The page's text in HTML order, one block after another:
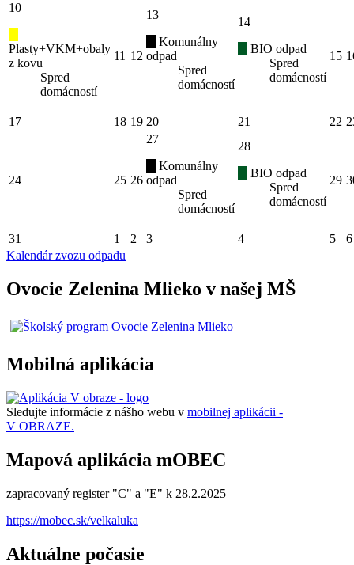
10
Plasty+VKM+obaly
z kovu
Spred
domácností
11 12
13
Komunálny
odpad
Spred
domácností
14
BIO odpad
Spred
domácností
15
17 18 19 20 21 22
24 25 26
27
Komunálny
odpad
Spred
domácností
28
BIO odpad
Spred
domácností
29
31 1 2 3 4 5
6
Kalendár zvozu odpadu
Ovocie Zelenina Mlieko v našej MŠ
Mobilná aplikácia
Sledujte informácie z nášho webu v mobilnej aplikácii -
V OBRAZE.
Mapová aplikácia mOBEC
zapracovaný register "C" a "E" k 28.2.2025
https://mobec.sk/velkaluka
Aktuálne počasie